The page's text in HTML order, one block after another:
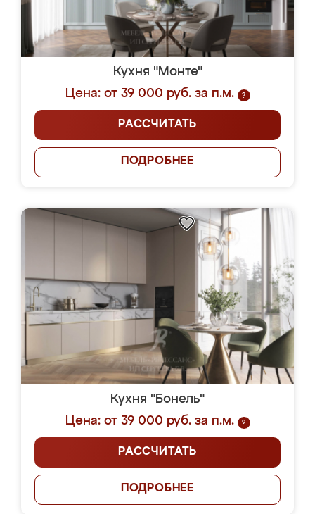
Кухня "Монте"
Цена: от 39 000 руб. за п.м.
?
РАССЧИТАТЬ
ПОДРОБНЕЕ
Кухня "Бонель"
Цена: от 39 000 руб. за п.м.
?
РАССЧИТАТЬ
ПОДРОБНЕЕ